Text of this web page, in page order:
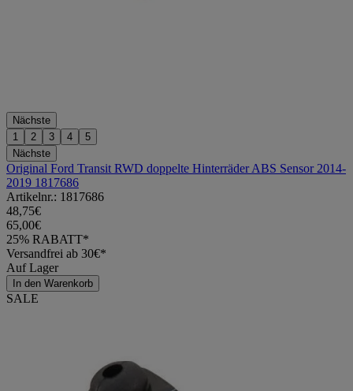
Nächste
1
2 3 4
5
Nächste
Original Ford Transit RWD doppelte Hinterräder ABS Sensor 2014-
2019 1817686
Artikelnr.: 1817686
48,75€
65,00€
25% RABATT*
Versandfrei ab 30€*
Auf Lager
In den Warenkorb
SALE